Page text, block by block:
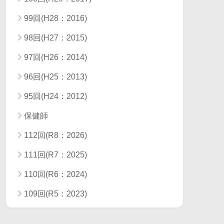
99回(H28：2016)
98回(H27：2015)
97回(H26：2014)
96回(H25：2013)
95回(H24：2012)
保健師
112回(R8：2026)
111回(R7：2025)
110回(R6：2024)
109回(R5：2023)